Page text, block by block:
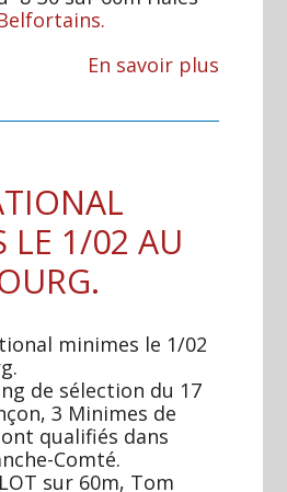
En savoir plus
LE 1/02 AU
minimes le 1/02
de sélection du 17
3 Minimes de
qualifiés dans
Comté.
sur 60m, Tom